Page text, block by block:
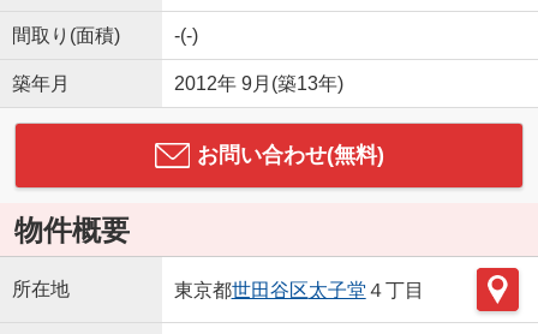
間取り(面積) -(-)
築年月 2012年 9月(築13年)
お問い合わせ(無料)
物件概要
所在地 東京都世田谷区太子堂 ４丁目